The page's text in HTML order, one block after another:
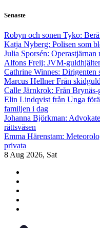
Skip
content
Senaste
Robyn och sonen Tyko:
Katja Nyberg: Polisen som
Julia Sporsén:
Alfons Freij: JVM-
Cathrine Winnes: Dirigenten
Marcus Hellner Från
Calle Järnkrok: Från
Elin Lindqvist från Unga
familjen i dag
Johanna Björkman:
rättsväsen
Emma Härenstam:
privata
8 Aug 2026, Sat